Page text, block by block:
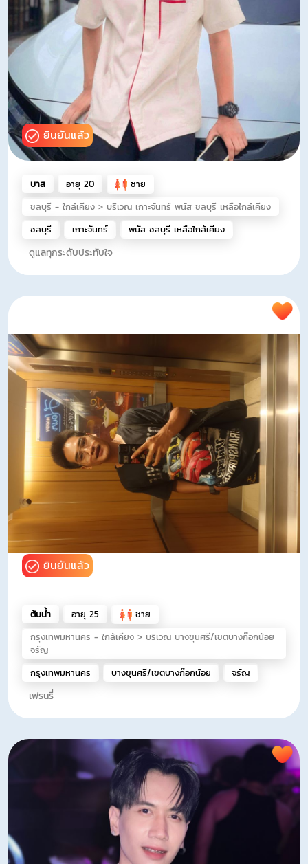
ยินยันแล้ว
บาส อายุ 20
ชาย
ชลบุรี - ใกล้เคียง > บริเวณ เกาะจันทร์ พนัส ชลบุรี เหลือไกล้เคียง
ชลบุรี
เกาะจันทร์ พนัส ชลบุรี เหลือไกล้เคียง
ดูแลทุกระดับประทับใจ
ยินยันแล้ว
ต้นน้ำ อายุ 25
ชาย
กรุงเทพมหานคร - ใกล้เคียง > บริเวณ บางขุนศรี/เขตบางก๊อกน้อย
จรัญ
กรุงเทพมหานคร
บางขุนศรี/เขตบางก๊อกน้อย จรัญ
เฟรนรี่